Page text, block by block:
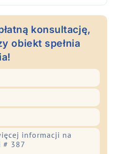
konsultację,
obiekt spełnia